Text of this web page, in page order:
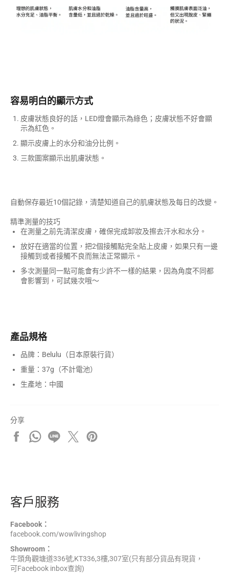
容易明白的顯示方式
皮膚狀態良好的話，LED燈會顯示為綠色；皮膚狀態不好會顯
示為紅色。
顯示皮膚上的水分和油分比例。
三款圖案顯示出肌膚狀態。
自動保存最近10個記錄，清楚知道自己的肌膚狀態及每日的改變。
精準測量的技巧
在測量之前先清潔皮膚，確保完成卸妝及擦去汗水和水分。
放好在適當的位置，把2個接觸點完全貼上皮膚，如果只有一邊
接觸到或者接觸不良而無法正常顯示。
多次測量同一點可能會有少許不一樣的結果，因為角度不同都
會影響到，可試幾次哦～
產品規格
品牌：Belulu（日本原裝行貨）
重量：37g（不計電池）
生產地：中國
分享
分
分
客戶服務
Facebook：
facebook.com/wowlivingshop
Showroom：
牛頭角觀塘道336號,KT336,3樓,307室(只有部分貨品有現貨，
可Facebook inbox查詢)